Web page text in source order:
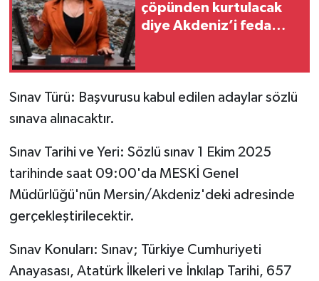
çöpünden kurtulacak
diye Akdeniz’i feda
Sınav Türü: Başvurusu kabul edilen adaylar sözlü
sınava alınacaktır.
Sınav Tarihi ve Yeri: Sözlü sınav 1 Ekim 2025
tarihinde saat 09:00'da MESKİ Genel
Müdürlüğü'nün Mersin/Akdeniz'deki adresinde
gerçekleştirilecektir.
Sınav Konuları: Sınav; Türkiye Cumhuriyeti
Anayasası, Atatürk İlkeleri ve İnkılap Tarihi, 657